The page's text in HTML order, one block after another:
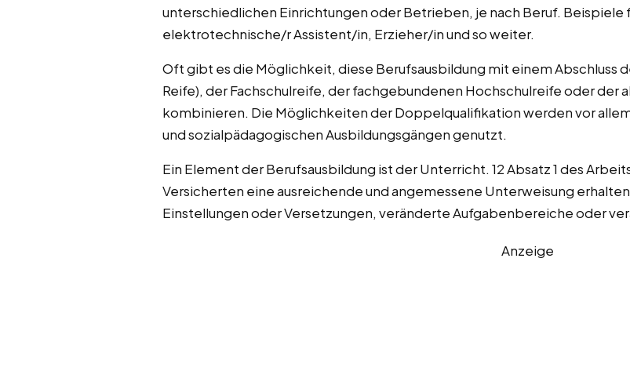
unterschiedlichen Einrichtungen oder Betrieben, je nach Beruf. Beispiele
elektrotechnische/r Assistent/in, Erzieher/in und so weiter.
Oft gibt es die Möglichkeit, diese Berufsausbildung mit einem Abschluss
Reife), der Fachschulreife, der fachgebundenen Hochschulreife oder der
kombinieren. Die Möglichkeiten der Doppelqualifikation werden vor
und sozialpädagogischen Ausbildungsgängen genutzt.
Ein Element der Berufsausbildung ist der Unterricht. 12 Absatz 1 des
Versicherten eine ausreichende und angemessene Unterweisung
Einstellungen oder Versetzungen, veränderte Aufgabenbereiche oder
Anzeige